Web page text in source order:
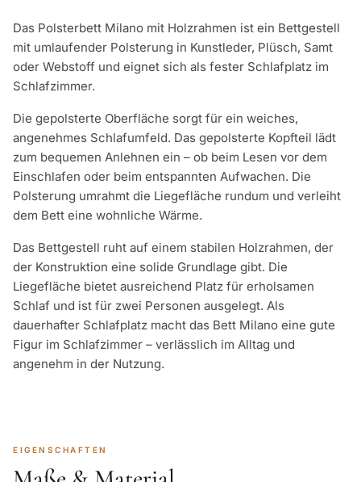
Das Polsterbett Milano mit Holzrahmen ist ein Bettgestell
mit umlaufender Polsterung in Kunstleder, Plüsch, Samt
oder Webstoff und eignet sich als fester Schlafplatz im
Schlafzimmer.
Die gepolsterte Oberfläche sorgt für ein weiches,
angenehmes Schlafumfeld. Das gepolsterte Kopfteil lädt
zum bequemen Anlehnen ein – ob beim Lesen vor dem
Einschlafen oder beim entspannten Aufwachen. Die
Polsterung umrahmt die Liegefläche rundum und verleiht
dem Bett eine wohnliche Wärme.
Das Bettgestell ruht auf einem stabilen Holzrahmen, der
der Konstruktion eine solide Grundlage gibt. Die
Liegefläche bietet ausreichend Platz für erholsamen
Schlaf und ist für zwei Personen ausgelegt. Als
dauerhafter Schlafplatz macht das Bett Milano eine gute
Figur im Schlafzimmer – verlässlich im Alltag und
angenehm in der Nutzung.
EIGENSCHAFTEN